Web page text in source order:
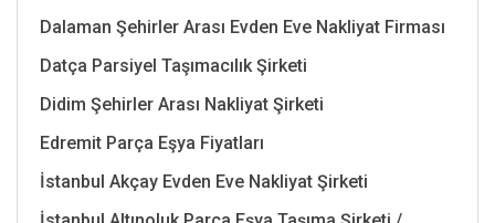
Dalaman Şehirler Arası Evden Eve Nakliyat Firması
Datça Parsiyel Taşımacılık Şirketi
Didim Şehirler Arası Nakliyat Şirketi
Edremit Parça Eşya Fiyatları
İstanbul Akçay Evden Eve Nakliyat Şirketi